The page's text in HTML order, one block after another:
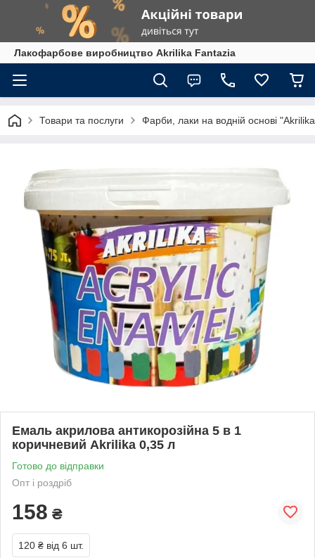
Лакофарбове виробництво Akrilika Fantazia
Товари та послуги Фарби, лаки на водній основі
Емаль акрилова антикорозійна 5 в 1
коричневий Akrilika 0,35 л
Готово до відправки
Опт і роздріб
158 ₴
120 ₴ від 6 шт.